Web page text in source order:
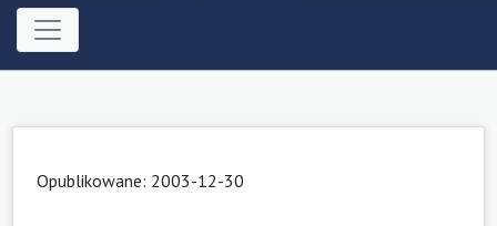
Opublikowane: 2003-12-30